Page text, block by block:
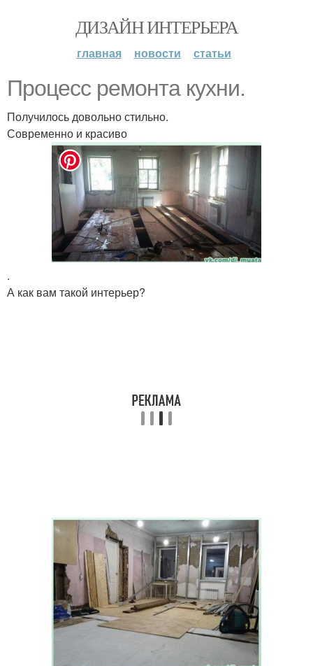
ДИЗАЙН ИНТЕРЬЕРА
главная новости статьи
Процесс ремонта кухни.
Получилось довольно стильно.
Современно и красиво
.
А как вам такой интерьер?